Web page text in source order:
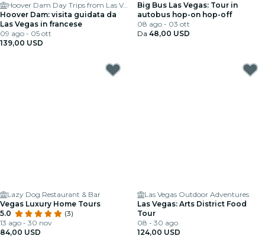
Hoover Dam Day Trips from Las Vegas
Hoover Dam: visita guidata da
Las Vegas in francese
09 ago - 05 ott
139,00 USD
Big Bus Las Vegas: Tour in
autobus hop-on hop-off
08 ago - 03 ott
Da 48,00 USD
Lazy Dog Restaurant & Bar
Vegas Luxury Home Tours
5.0
(3)
13 ago - 30 nov
84,00 USD
Las Vegas Outdoor Adventures
Las Vegas: Arts District Food
Tour
08 - 30 ago
124,00 USD